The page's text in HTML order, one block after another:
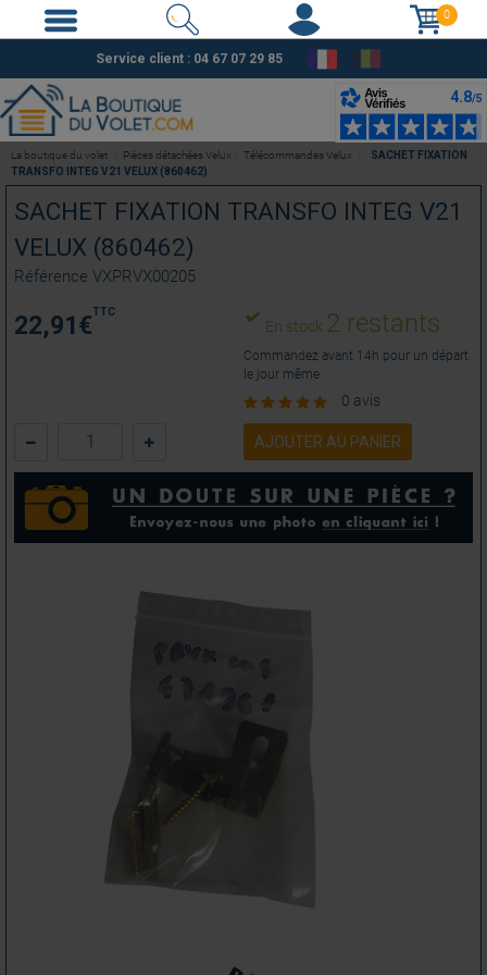
0
Service client : 04 67 07 29 85
SACHET FIXATION TRANSFO INTEG V21
VELUX (860462)
Référence VXPRVX00205
22,91 €TTC
En stock 2 restants
Commandez avant 14h pour un départ
le jour même
0 avis
AJOUTER AU PANIER
La boutique du volet Pièces détachées Velux Télécommandes Velux
SACHET FIXATION
TRANSFO INTEG V21 VELUX (860462)